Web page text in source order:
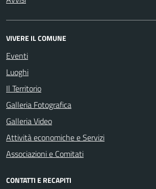
VIVERE IL COMUNE
Eventi
Luoghi
Il Territorio
Galleria Fotografica
Galleria Video
Attività economiche e Servizi
Associazioni e Comitati
CONTATTI E RECAPITI